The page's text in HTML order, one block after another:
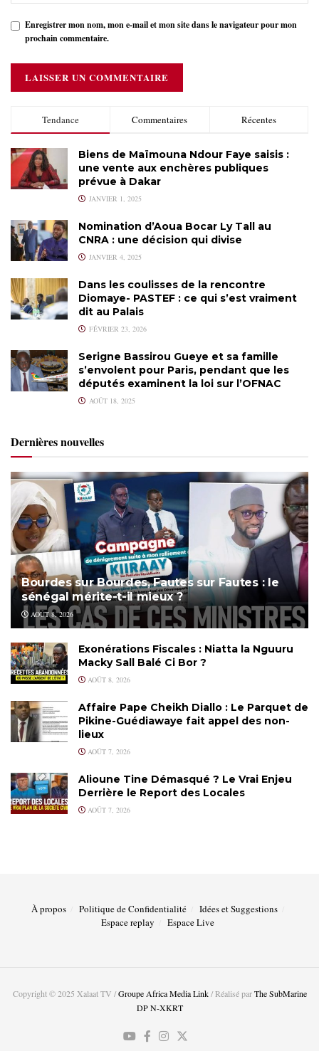
Enregistrer mon nom, mon e-mail et mon site dans le navigateur pour mon
prochain commentaire.
Tendance Commentaires Récentes
Biens de Maïmouna Ndour Faye saisis :
une vente aux enchères publiques
prévue à Dakar
JANVIER 1, 2025
Nomination d’Aoua Bocar Ly Tall au
CNRA : une décision qui divise
JANVIER 4, 2025
Dans les coulisses de la rencontre
Diomaye- PASTEF : ce qui s’est vraiment
dit au Palais
FÉVRIER 23, 2026
Serigne Bassirou Gueye et sa famille
s’envolent pour Paris, pendant que les
députés examinent la loi sur l’OFNAC
AOÛT 18, 2025
Dernières nouvelles
Bourdes sur Bourdes, Fautes sur Fautes : le
sénégal mérite-t-il mieux ?
AOÛT 8, 2026
Exonérations Fiscales : Niatta la Nguuru
Macky Sall Balé Ci Bor ?
AOÛT 8, 2026
Affaire Pape Cheikh Diallo : Le Parquet de
Pikine-Guédiawaye fait appel des non-
lieux
AOÛT 7, 2026
Alioune Tine Démasqué ? Le Vrai Enjeu
Derrière le Report des Locales
AOÛT 7, 2026
À propos Politique de Confidentialité
Idées et Suggestions
Espace replay
Espace Live
Copyright © 2025 Xalaat TV /Groupe Africa Media Link/ Réalisé parThe SubMarine
DP N-XKRT